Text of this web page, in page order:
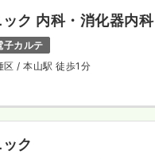
ク 内科・消化器内科
子カルテ
区 / 本山駅 徒歩1分
ク